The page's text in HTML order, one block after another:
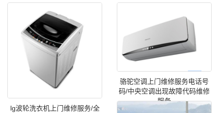
lg波轮洗衣机上门维修服务/全
骆驼空调上门维修服务电话号
码/中央空调出现故障代码维修
服务